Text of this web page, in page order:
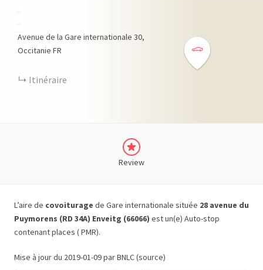
Avenue de la Gare internationale 30
Occitanie FR
Itinéraire
Review
L’aire de covoiturage de Gare internationale située 28 avenue du
Puymorens (RD 34A) Enveitg (66066) est un(e) Auto-stop
contenant places ( PMR).
Mise à jour du 2019-01-09 par BNLC (source)